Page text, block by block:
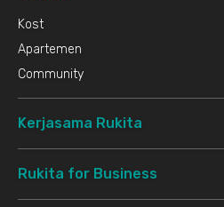
Kost
Apartemen
Community
Kerjasama Rukita
Rukita for Business